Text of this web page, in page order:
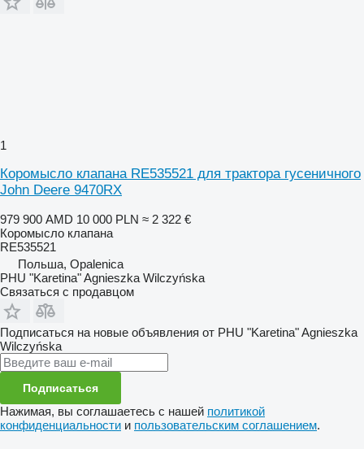
1
Коромысло клапана RE535521 для трактора гусеничного
John Deere 9470RX
979 900 AMD 10 000 PLN ≈ 2 322 €
Коромысло клапана
RE535521
Польша, Opalenica
PHU "Karetina" Agnieszka Wilczyńska
Связаться с продавцом
Подписаться на новые объявления от PHU "Karetina" Agnieszka
Wilczyńska
Подписаться
Нажимая, вы соглашаетесь с нашей политикой
конфиденциальности и пользовательским соглашением.